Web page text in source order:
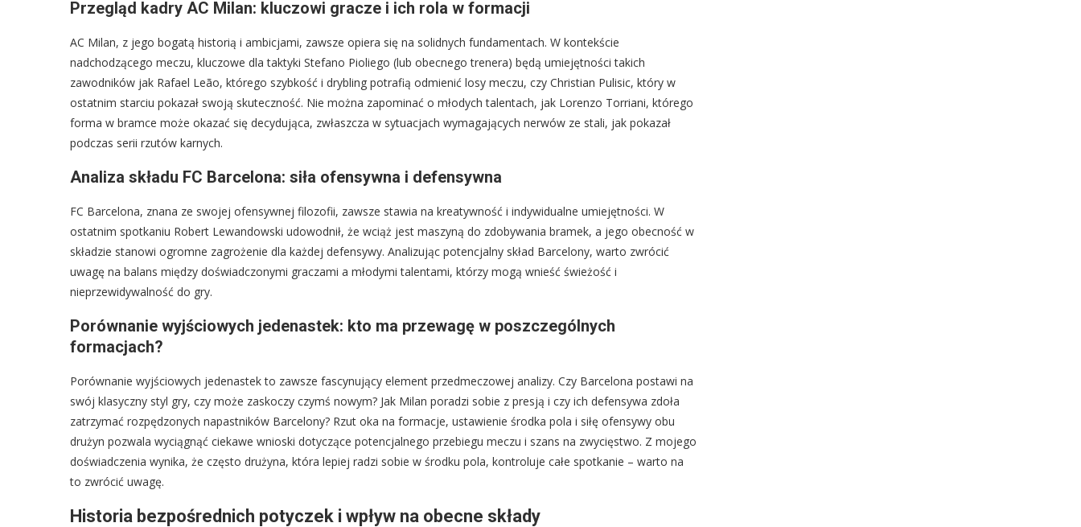
Przegląd kadry AC Milan: kluczowi gracze i ich rola w formacji
AC Milan, z jego bogatą historią i ambicjami, zawsze opiera się na solidnych fundamentach. W kontekście
nadchodzącego meczu, kluczowe dla taktyki Stefano Pioliego (lub obecnego trenera) będą umiejętności takich
zawodników jak Rafael Leão, którego szybkość i drybling potrafią odmienić losy meczu, czy Christian Pulisic, który w
ostatnim starciu pokazał swoją skuteczność. Nie można zapominać o młodych talentach, jak Lorenzo Torriani, którego
forma w bramce może okazać się decydująca, zwłaszcza w sytuacjach wymagających nerwów ze stali, jak pokazał
podczas serii rzutów karnych.
Analiza składu FC Barcelona: siła ofensywna i defensywna
FC Barcelona, znana ze swojej ofensywnej filozofii, zawsze stawia na kreatywność i indywidualne umiejętności. W
ostatnim spotkaniu Robert Lewandowski udowodnił, że wciąż jest maszyną do zdobywania bramek, a jego obecność w
składzie stanowi ogromne zagrożenie dla każdej defensywy. Analizując potencjalny skład Barcelony, warto zwrócić
uwagę na balans między doświadczonymi graczami a młodymi talentami, którzy mogą wnieść świeżość i
nieprzewidywalność do gry.
Porównanie wyjściowych jedenastek: kto ma przewagę w poszczególnych
formacjach?
Porównanie wyjściowych jedenastek to zawsze fascynujący element przedmeczowej analizy. Czy Barcelona postawi na
swój klasyczny styl gry, czy może zaskoczy czymś nowym? Jak Milan poradzi sobie z presją i czy ich defensywa zdoła
zatrzymać rozpędzonych napastników Barcelony? Rzut oka na formacje, ustawienie środka pola i siłę ofensywy obu
drużyn pozwala wyciągnąć ciekawe wnioski dotyczące potencjalnego przebiegu meczu i szans na zwycięstwo. Z mojego
doświadczenia wynika, że często drużyna, która lepiej radzi sobie w środku pola, kontroluje całe spotkanie – warto na
to zwrócić uwagę.
Historia bezpośrednich potyczek i wpływ na obecne składy